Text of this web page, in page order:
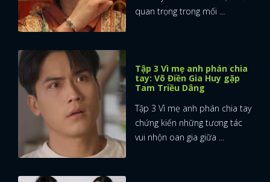
quan trọng trong mối ...
Tập 3 Vì mẹ anh phán chia
tay: Võ Điền Gia Huy gặp
Tam Triều Dâng
Tập 3 Vì mẹ anh phán chia tay
chứng kiến những tương tác
vui nhộn oan gia giữa ...